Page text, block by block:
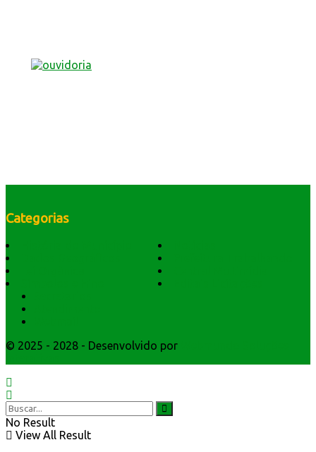
Categorias
© 2025 - 2028 - Desenvolvido por
No Result
View All Result